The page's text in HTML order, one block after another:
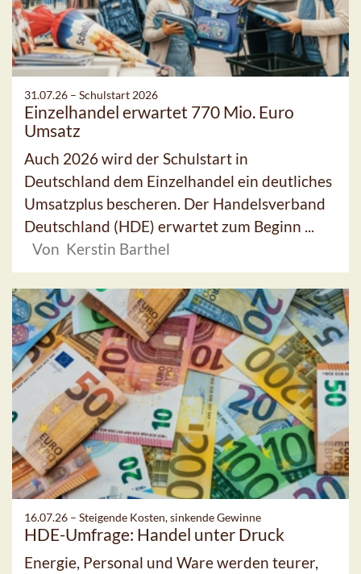
31.07.26 – Schulstart 2026
Einzelhandel erwartet 770 Mio. Euro
Umsatz
Auch 2026 wird der Schulstart in
Deutschland dem Einzelhandel ein deutliches
Umsatzplus bescheren. Der Handelsverband
Deutschland (HDE) erwartet zum Beginn ...
Von Kerstin Barthel
16.07.26 – Steigende Kosten, sinkende Gewinne
HDE-Umfrage: Handel unter Druck
Energie, Personal und Ware werden teurer,